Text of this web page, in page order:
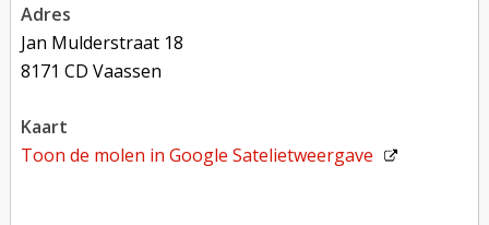
adres
Jan Mulderstraat 18
8171 CD Vaassen
kaart
Toon de molen inGoogle Satelietweergave